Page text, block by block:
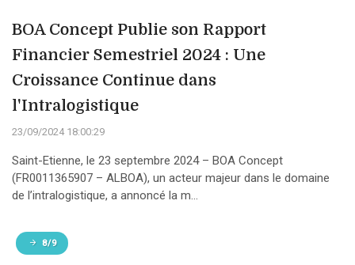
BOA Concept Publie son Rapport
Financier Semestriel 2024 : Une
Croissance Continue dans
l'Intralogistique
23/09/2024 18:00:29
Saint-Etienne, le 23 septembre 2024 – BOA Concept
(FR0011365907 – ALBOA), un acteur majeur dans le domaine
de l’intralogistique, a annoncé la m...
8/9